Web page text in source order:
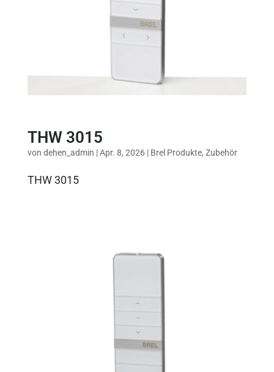
THW 3015
von dehen_admin |Apr. 8, 2026| Brel Produkte, Zubehör
THW 3015